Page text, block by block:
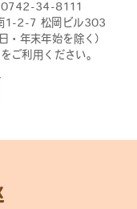
34-8111
1-2-7 松岡ビル303
年末年始を除く）
ご利用ください。